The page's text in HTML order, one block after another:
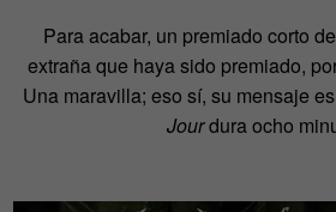
Para acabar, un premiado corto
extraña que haya sido premiado,
Una maravilla; eso sí, su mensaje
Jourdura ocho